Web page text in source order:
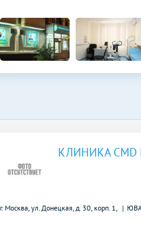
КЛИНИКА
г. Москва, ул. Донецкая, д. 30, корп. 1,